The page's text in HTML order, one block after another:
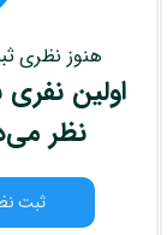
هنوز نظری
اولین
نظر
ثبت